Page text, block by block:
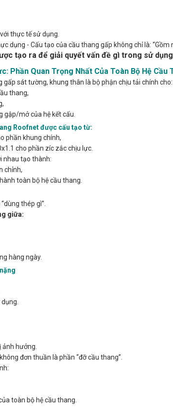
thực tế sử dụng.
dụng - Cấu tạo của cầu thang gấp không chỉ là: “Gồm
tạo ra để giải quyết vấn đề gì trong sử
Phần Quan Trọng Nhất Của Toàn Bộ Hệ Cầu
gấp sát tường, khung thân là bộ phận chịu tải chính cho:
thang,
gập/mở của hệ kết cấu.
Roofnet được cấu tạo từ:
phần khung chính,
cho phần zíc zắc chịu lực.
nhau tạo thành:
chỉnh,
toàn bộ hệ cầu thang.
thép gì”.
giữa:
hàng ngày.
ảnh hưởng.
đơn thuần là phần “đỡ cầu thang”.
toàn bộ hệ cầu thang.